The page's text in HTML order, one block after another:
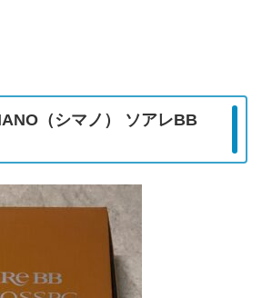
（シマノ） ソアレBB